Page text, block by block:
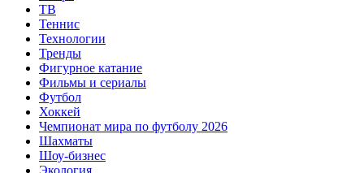
ТВ
Теннис
Технологии
Тренды
Фигурное катание
Фильмы и сериалы
Футбол
Хоккей
Чемпионат мира по футболу 2026
Шахматы
Шоу-бизнес
Экология